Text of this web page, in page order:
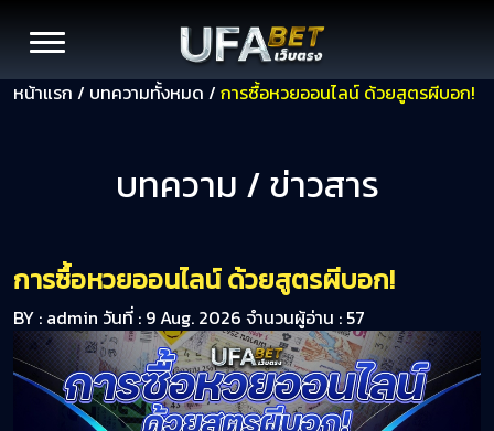
หน้าแรก / บทความทั้งหมด / การซื้อหวยออนไลน์ ด้วยสูตรผีบอก!
บทความ / ข่าวสาร
การซื้อหวยออนไลน์ ด้วยสูตรผีบอก!
BY : admin วันที่ : 9 Aug. 2026 จำนวนผู้อ่าน : 57